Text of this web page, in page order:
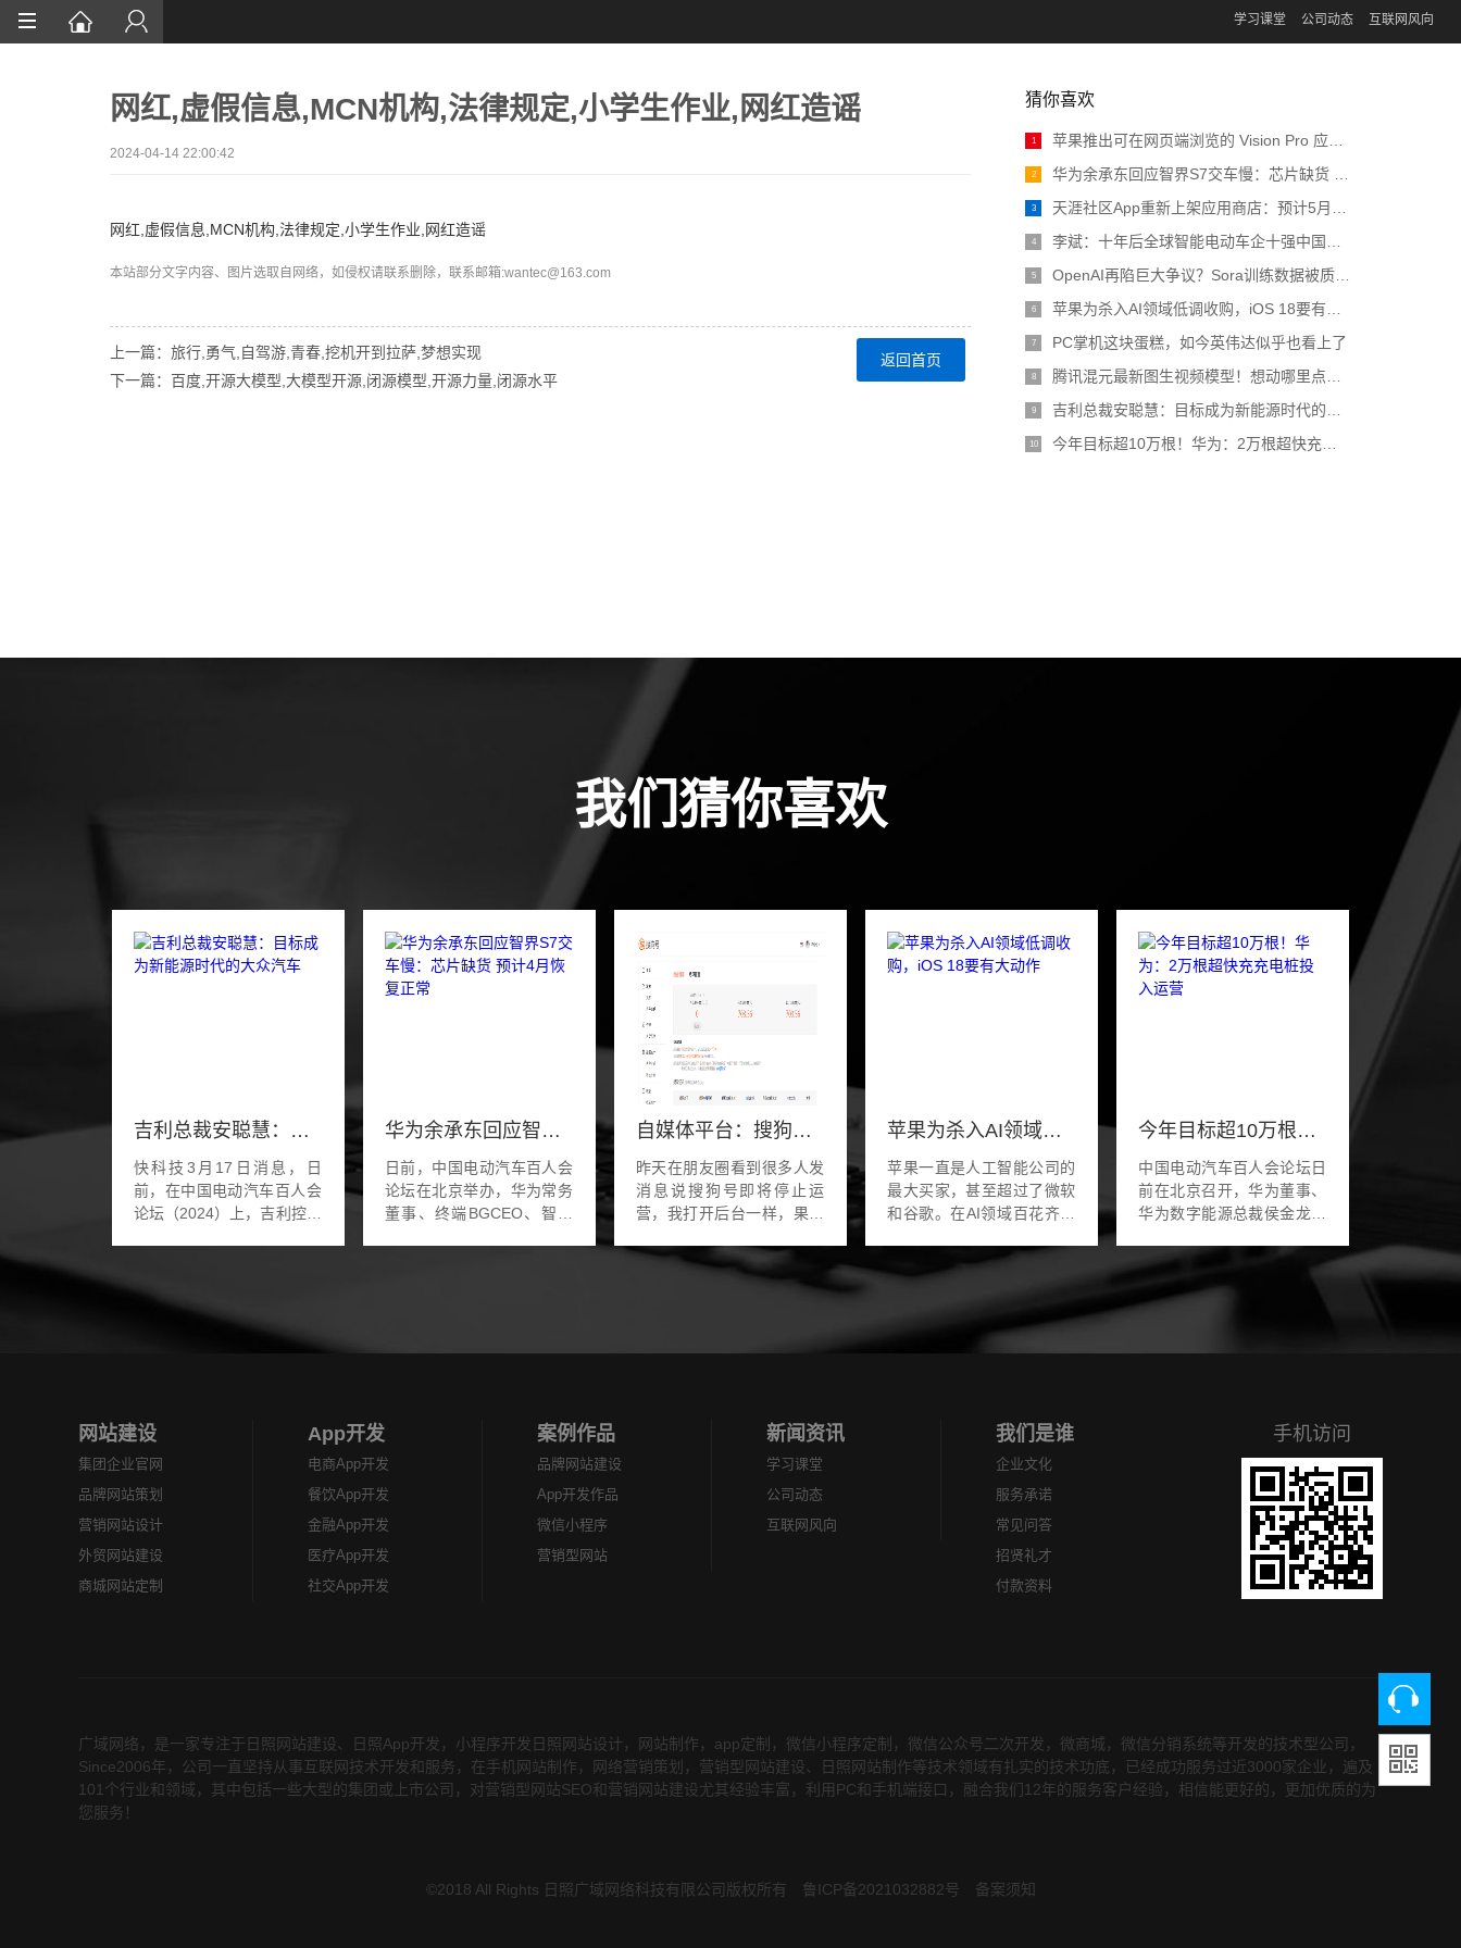
学习课堂 公司动态 互联网风向
网红,虚假信息,MCN机构,法律规定,小学生作业,网红造谣
2024-04-14 22:00:42
网红,虚假信息,MCN机构,法律规定,小学生作业,网红造谣
本站部分文字内容、图片选取自网络，如侵权请联系删除，联系邮箱:wantec@163.com
返回首页
上一篇：旅行,勇气,自驾游,青春,挖机开到拉萨,梦想实现
下一篇：百度,开源大模型,大模型开源,闭源模型,开源力量,闭源水平
猜你喜欢
1 苹果推出可在网页端浏览的 Vision Pro 应用程序商店
2 华为余承东回应智界S7交车慢：芯片缺货 预计4月恢复正常
3 天涯社区App重新上架应用商店：预计5月1日前恢复访问
4 李斌：十年后全球智能电动车企十强中国占一半 比亚迪、吉利已预订席位
5 OpenAI再陷巨大争议？Sora训练数据被质疑非法，CTO采访疯狂翻车
6 苹果为杀入AI领域低调收购，iOS 18要有大动作
7 PC掌机这块蛋糕，如今英伟达似乎也看上了
8 腾讯混元最新图生视频模型！想动哪里点哪里，诸葛青睁眼原来长这样 | 开源
9 吉利总裁安聪慧：目标成为新能源时代的大众汽车
10 今年目标超10万根！华为：2万根超快充充电桩投入运营
我们猜你喜欢
吉利总裁安聪慧：目标成为新能源时代的大众汽车
快科技3月17日消息，日
前，在中国电动汽车百人会
论坛（2024）上，吉利控股
标，就是我们通过努力希...
华为余承东回应智界S7交车慢：芯片缺货 预计4月恢复正常
日前，中国电动汽车百人会
论坛在北京举办，华为常务
董事、终端BGCEO、智能
自媒体平台：搜狗号停止运营
昨天在朋友圈看到很多人发
消息说搜狗号即将停止运
营，我打开后台一样，果然
的余额提现了。搜狗号停运
我猜大概率和腾讯全资收购
苹果为杀入AI领域低调收购，iOS 18要有大动作
苹果一直是人工智能公司的
最大买家，甚至超过了微软
和谷歌。在AI领域百花齐放
技公司苹果，似乎掀起的水
花不是很大。被苹果收购
今年目标超10万根！华为：2万根超快充充电桩投入运营
中国电动汽车百人会论坛日
前在北京召开，华为董事、
华为数字能源总裁侯金龙在
龙表示，2024年，华为数字
能源将计划携手伙伴共同部
署超过10万根超快...
网站建设
集团企业官网
品牌网站策划
营销网站设计
外贸网站建设
商城网站定制
App开发
电商App开发
餐饮App开发
金融App开发
医疗App开发
社交App开发
案例作品
品牌网站建设
App开发作品
微信小程序
营销型网站
新闻资讯
学习课堂
公司动态
互联网风向
我们是谁
企业文化
服务承诺
常见问答
招贤礼才
付款资料
手机访问
广域网络，是一家专注于 日照网站建设、 日照App开发 ，小程序开发日照网站设计，网站制作，app定制，微信小程序定制，微信公众号二次开发，微商城，微信分销系统等开发的技术型公司，
Since2006年，公司一直坚持从事互联网技术开发和服务，在手机网站制作，网络营销策划，营销型网站建设、日照网站制作等技术领域有扎实的技术功底，已经成功服务过近3000家企业，遍及
101个行业和领域，其中包括一些大型的集团或上市公司，对营销型网站SEO和营销网站建设尤其经验丰富，利用PC和手机端接口，融合我们12年的服务客户经验，相信能更好的，更加优质的为
您服务！
©2018 All Rights 日照广域网络科技有限公司版权所有 鲁ICP备2021032882号 备案须知